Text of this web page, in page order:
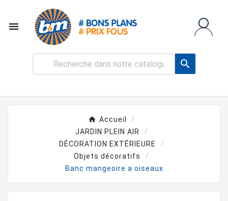


Accueil
JARDIN PLEIN AIR
DÉCORATION EXTÉRIEURE
Objets décoratifs
Banc mangeoire a oiseaux